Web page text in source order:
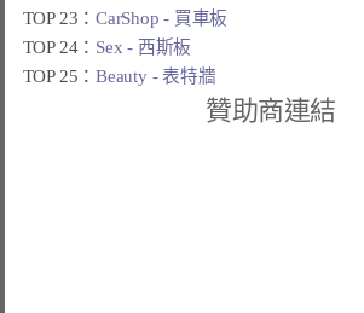
TOP 23：CarShop - 買車板
TOP 24： Sex - 西斯板
TOP 25：Beauty - 表特牆
贊助商連結